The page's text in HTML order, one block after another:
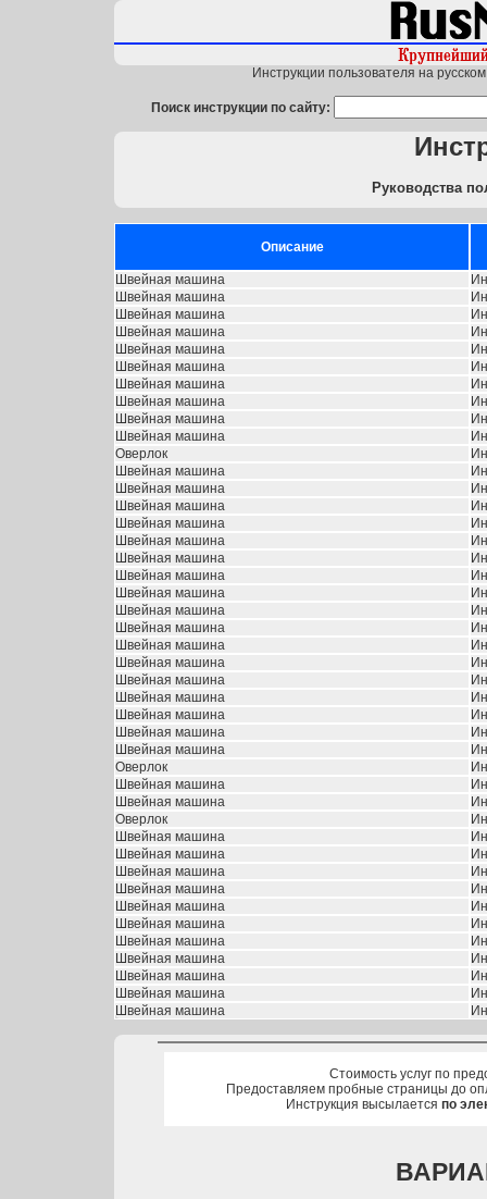
Инструкции пользователя на
Поиск инструкции по сайту:
Руководства
Описание
Швейная машина
Швейная машина
Швейная машина
Швейная машина
Швейная машина
Швейная машина
Швейная машина
Швейная машина
Швейная машина
Швейная машина
Оверлок
Швейная машина
Швейная машина
Швейная машина
Швейная машина
Швейная машина
Швейная машина
Швейная машина
Швейная машина
Швейная машина
Швейная машина
Швейная машина
Швейная машина
Швейная машина
Швейная машина
Швейная машина
Швейная машина
Швейная машина
Оверлок
Швейная машина
Швейная машина
Оверлок
Швейная машина
Швейная машина
Швейная машина
Швейная машина
Швейная машина
Швейная машина
Швейная машина
Швейная машина
Швейная машина
Швейная машина
Швейная машина
Стоимость услуг по
Предоставляем пробные страницы до
Инструкция высылается по